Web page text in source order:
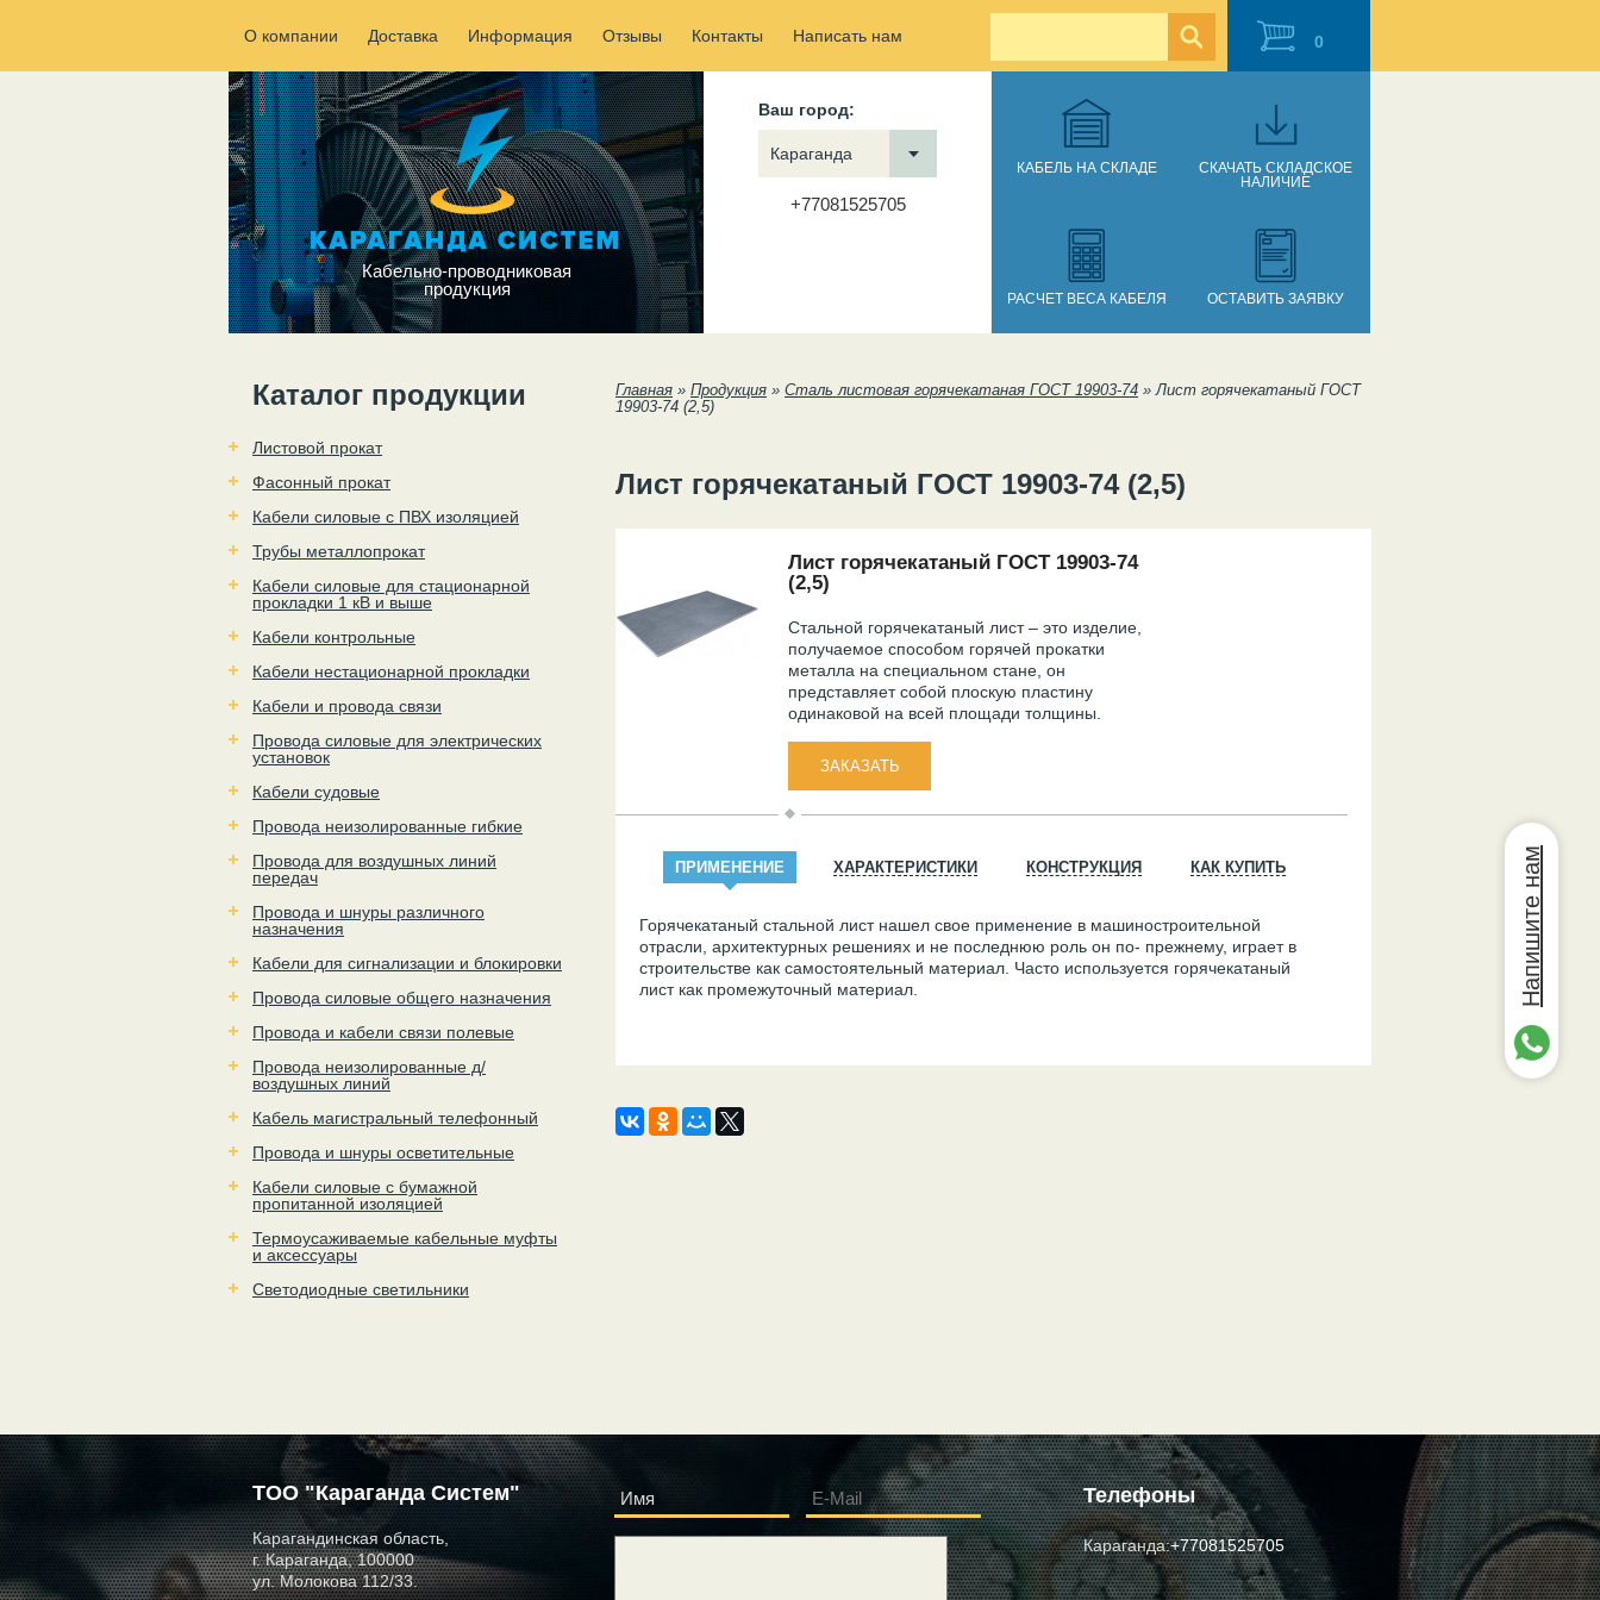
О компании Доставка Информация Отзывы Контакты Написать нам 0
Кабельно-проводниковая
продукция
Ваш город:
Караганда
+77081525705
КАБЕЛЬ НА СКЛАДЕ
СКАЧАТЬ СКЛАДСКОЕ
НАЛИЧИЕ
РАСЧЕТ ВЕСА КАБЕЛЯ ОСТАВИТЬ ЗАЯВКУ
Каталог продукции
Листовой прокат
Фасонный прокат
Кабели силовые с ПВХ изоляцией
Трубы металлопрокат
Кабели силовые для стационарной
прокладки 1 кВ и выше
Кабели контрольные
Кабели нестационарной прокладки
Кабели и провода связи
Провода силовые для электрических
установок
Кабели судовые
Провода неизолированные гибкие
Провода для воздушных линий
передач
Провода и шнуры различного
назначения
Кабели для сигнализации и блокировки
Провода силовые общего назначения
Провода и кабели связи полевые
Провода неизолированные д/
воздушных линий
Кабель магистральный телефонный
Провода и шнуры осветительные
Кабели силовые с бумажной
пропитанной изоляцией
Термоусаживаемые кабельные муфты
и аксессуары
Светодиодные светильники
Вы здесь
Главная » Продукция » Сталь листовая горячекатаная ГОСТ 19903-74 » Лист горячекатаный ГОСТ
19903-74 (2,5)
Лист горячекатаный ГОСТ 19903-74 (2,5)
Лист горячекатаный ГОСТ 19903-74
(2,5)
Стальной горячекатаный лист – это изделие,
получаемое способом горячей прокатки
металла на специальном стане, он
представляет собой плоскую пластину
одинаковой на всей площади толщины.
ПРИМЕНЕНИЕ ХАРАКТЕРИСТИКИ КОНСТРУКЦИЯ КАК КУПИТЬ
Горячекатаный стальной лист нашел свое применение в машиностроительной
отрасли, архитектурных решениях и не последнюю роль он по- прежнему, играет в
строительстве как самостоятельный материал. Часто используется горячекатаный
лист как промежуточный материал.
ТОО "Караганда Систем"
Карагандинская область,
г. Караганда, 100000
ул. Молокова 112/33.
Имя
E-Mail
Телефоны
Караганда:+77081525705
Напишите нам